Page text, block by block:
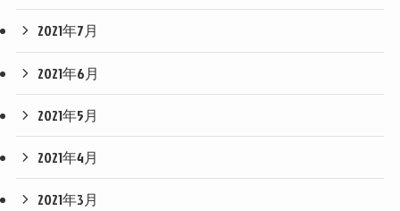
2021年7月
2021年6月
2021年5月
2021年4月
2021年3月